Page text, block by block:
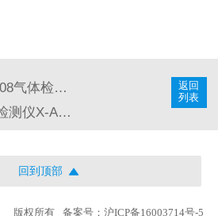
上一篇：华瑞PGM6208气体检测仪电池使用指南
返回
列表
下一篇：德尔格气体检测仪X-AM2100使用说明书
回到顶部
版权所有 备案号：沪ICP备16003714号-5